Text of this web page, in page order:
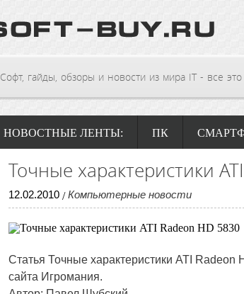
Софт, гайды, обзоры и новости из мира IT - все это
НОВОСТНЫЕ ЛЕНТЫ: ПК
Точные характеристики
12.02.2010 / Компьютерные новости
Статья Точные характеристики ATI
сайта Игромания.